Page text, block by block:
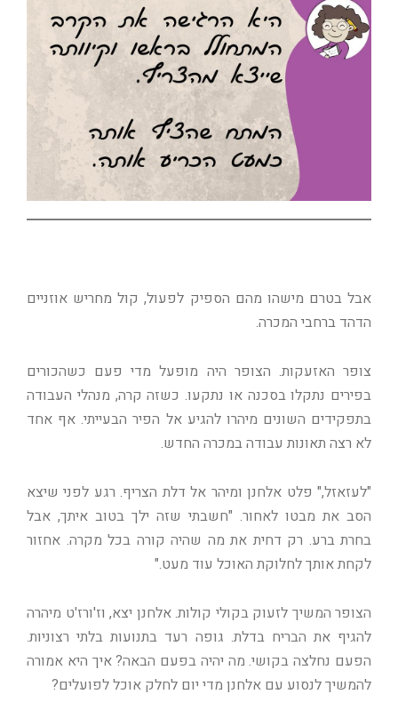
אבל בטרם מישהו מהם הספיק לפעול, קול מחריש אוזניים
הדהד ברחבי המכרה.
צופר האזעקות. הצופר היה מופעל מדי פעם כשהכורים
בפירים נתקלו בסכנה או נתקעו. כשזה קרה, מנהלי העבודה
בתפקידים השונים מיהרו להגיע אל הפיר הבעייתי. אף אחד
לא רצה תאונות עבודה במכרה החדש.
"לעזאזל," פלט אלחנן ומיהר אל דלת הצריף. רגע לפני שיצא
הסב את מבטו לאחור. "חשבתי שזה ילך בטוב איתך, אבל
בחרת ברע. רק דחית את מה שהיה קורה בכל מקרה. אחזור
לקחת אותך לחלוקת האוכל עוד מעט."
הצופר המשיך לזעוק בקולי קולות. אלחנן יצא, וז'ורז'ט מיהרה
להגיף את הבריח בדלת. גופה רעד בתנועות בלתי רצוניות.
הפעם נחלצה בקושי. מה יהיה בפעם הבאה? איך היא אמורה
להמשיך לנסוע עם אלחנן מדי יום לחלק אוכל לפועלים?